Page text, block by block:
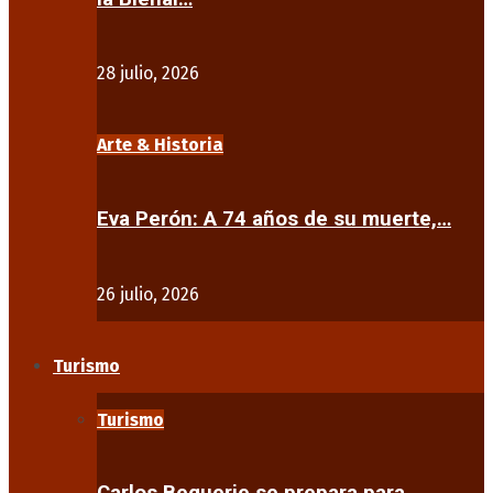
28 julio, 2026
Arte & Historia
Eva Perón: A 74 años de su muerte,…
26 julio, 2026
Turismo
Turismo